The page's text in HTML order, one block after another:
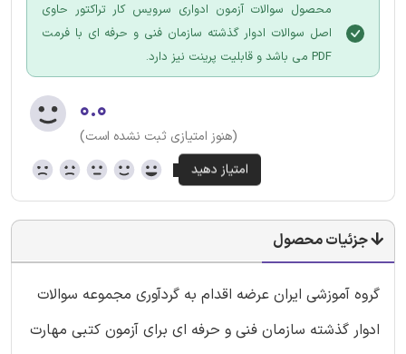
محصول سوالات آزمون ادواری سرویس کار تراکتور حاوی
اصل سوالات ادوار گذشته سازمان فنی و حرفه ای با فرمت
PDF می باشد و قابلیت پرینت نیز دارد.
۰.۰
(هنوز امتیازی ثبت نشده است)
جزئیات محصول
گروه آموزشی ایران عرضه اقدام به گردآوری مجموعه سوالات
ادوار گذشته سازمان فنی و حرفه ای برای آزمون کتبی مهارت